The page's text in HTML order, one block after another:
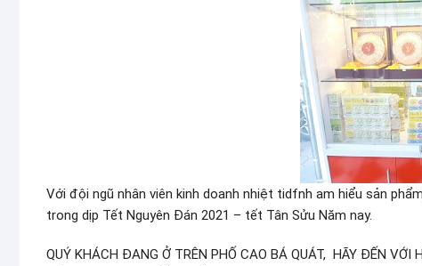
Với đội ngũ nhân viên kinh doanh nhiệt tidfnh am hiểu sản
trong dịp Tết Nguyên Đán 2021 – tết Tân Sửu Năm nay.
QUÝ KHÁCH ĐANG Ở TRÊN PHỐ CAO BÁ QUÁT, HÃY ĐẾN